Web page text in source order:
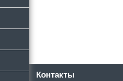
Контакты